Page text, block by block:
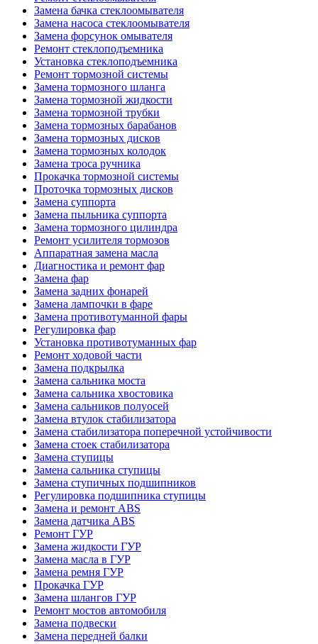
Замена бачка стеклоомывателя
Замена насоса стеклоомывателя
Замена форсунок омывателя
Ремонт стеклоподъемника
Установка стеклоподъемника
Ремонт тормозной системы
Замена тормозного шланга
Замена тормозной жидкости
Замена тормозной трубки
Замена тормозных барабанов
Замена тормозных дисков
Замена тормозных колодок
Замена троса ручника
Прокачка тормозной системы
Проточка тормозных дисков
Замена суппорта
Замена пыльника суппорта
Замена тормозного цилиндра
Ремонт усилителя тормозов
Аппаратная замена масла
Диагностика и ремонт фар
Замена фар
Замена задних фонарей
Замена лампочки в фаре
Замена противотуманной фары
Регулировка фар
Установка противотуманных фар
Ремонт ходовой части
Замена подкрылка
Замена сальника моста
Замена сальника хвостовика
Замена сальников полуосей
Замена втулок стабилизатора
Замена стабилизатора поперечной устойчивости
Замена стоек стабилизатора
Замена ступицы
Замена сальника ступицы
Замена ступичных подшипников
Регулировка подшипника ступицы
Замена и ремонт ABS
Замена датчика ABS
Ремонт ГУР
Замена жидкости ГУР
Замена масла в ГУР
Замена ремня ГУР
Прокачка ГУР
Замена шлангов ГУР
Ремонт мостов автомобиля
Замена подвески
Замена передней балки